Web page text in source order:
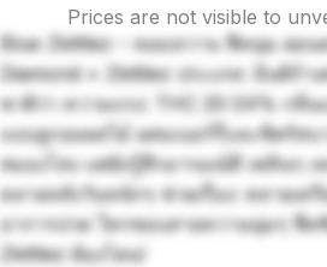
Prices are not visible to
Blue Zkittlez – หอมหวาน ฟีลนุ่ม ผ่อน
Diamond × Zkittlez ประเภท: อินดิก้า
ซาติว่า ความแรง: THC 20-24% กลิ่
แบบลูกอมผลไม้ ผสมเบอร์รี่และซิตรัส
สมองโล่ง แต่ยังรู้สึกอารมณ์ดี เพลินๆ
คลายหลังวันหนักๆ ช่วยเรื่อง: คลายเค
อาการปวด ใครชอบสายหวานนุ่มๆ ฟีล
Zkittlez ต้องโดน!